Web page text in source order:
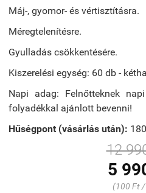
Máj-, gyomor- és vértisztításra.
Méregtelenítésre.
Gyulladás csökkentésére.
Kiszerelési egység: 60 db -
Napi adag: Felnőtteknek
folyadékkal ajánlott bevenni!
Hűségpont (vásárlás után): 180
12
5
(100 Ft